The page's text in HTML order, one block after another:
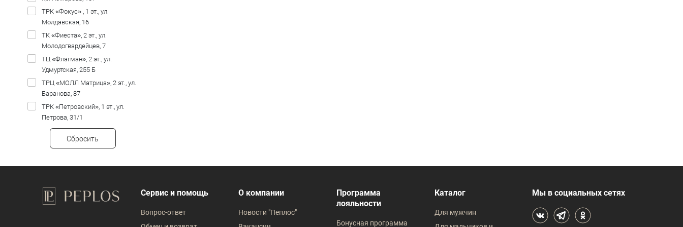
ТРК «Фокус» , 1 эт., ул.
Молдавская, 16
ТК «Фиеста», 2 эт., ул.
Молодогвардейцев, 7
ТЦ «Флагман», 2 эт., ул.
Удмуртская, 255 Б
ТРЦ «МОЛЛ Матрица», 2 эт., ул.
Баранова, 87
ТРК «Петровский», 1 эт., ул.
Петрова, 31/1
Сбросить
Сервис и помощь
Вопрос-ответ
О компании
Новости "Пеплос"
Программа
лояльности
Бонусная программа
Каталог
Для мужчин
Мы в социальных сетях